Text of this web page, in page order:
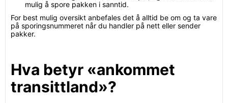
mulig å spore pakken i sanntid.
For best mulig oversikt anbefales det å alltid be om og ta vare
på sporingsnummeret når du handler på nett eller sender
pakker.
Hva betyr «ankommet
transittland»?